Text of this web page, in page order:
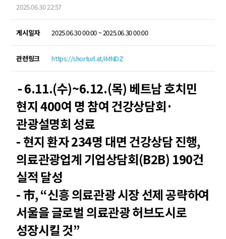
2025.06.30 22:57
게시일자 2025.06.30 00:00 ~ 2025.06.30 00:00
관련링크 https://shorturl.at/iMNDZ
- 6.11.(수)~6.12.(목) 베트남 호치민
현지 400여 명 참여 건강상담회·
관광설명회 성료
- 현지 환자 234명 대면 건강상담 진행,
의료관광업계 기업상담회(B2B) 190건
실적 달성
- 市, “신흥 의료관광 시장 선제 공략하여
서울을 글로벌 의료관광 허브도시로
성장시킬 것”